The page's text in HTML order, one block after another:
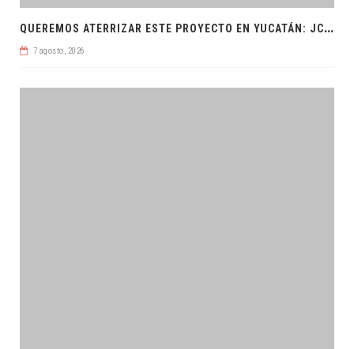
Q
UEREMOS ATERRIZAR ESTE PROYECTO EN YUCATÁN: JCRM
7 agosto, 2026